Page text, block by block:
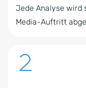
Jede Analyse wird
Media-Auftritt